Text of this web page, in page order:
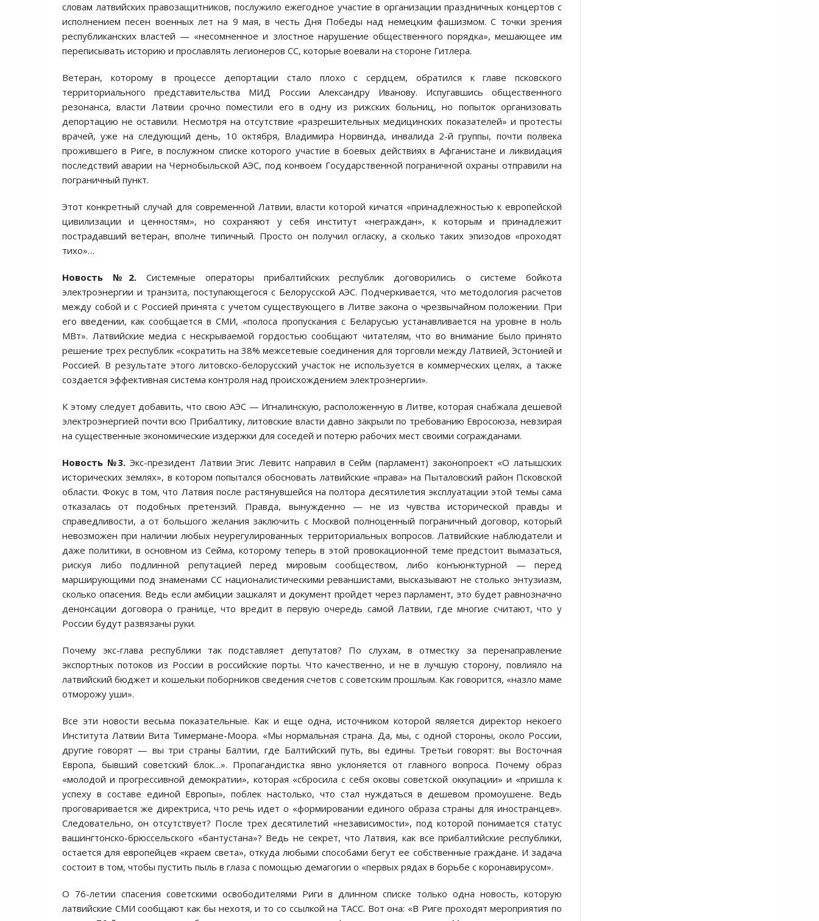
словам латвийских правозащитников, послужило ежегодное участие в организации праздничных концертов с
исполнением песен военных лет на 9 мая, в честь Дня Победы над немецким фашизмом. С точки зрения
республиканских властей — «несомненное и злостное нарушение общественного порядка», мешающее им
переписывать историю и прославлять легионеров СС, которые воевали на стороне Гитлера.
Ветеран, которому в процессе депортации стало плохо с сердцем, обратился к главе псковского
территориального представительства МИД России Александру Иванову. Испугавшись общественного
резонанса, власти Латвии срочно поместили его в одну из рижских больниц, но попыток организовать
депортацию не оставили. Несмотря на отсутствие «разрешительных медицинских показателей» и протесты
врачей, уже на следующий день, 10 октября, Владимира Норвинда, инвалида 2-й группы, почти полвека
прожившего в Риге, в послужном списке которого участие в боевых действиях в Афганистане и ликвидация
последствий аварии на Чернобыльской АЭС, под конвоем Государственной пограничной охраны отправили на
пограничный пункт.
Этот конкретный случай для современной Латвии, власти которой кичатся «принадлежностью к европейской
цивилизации и ценностям», но сохраняют у себя институт «неграждан», к которым и принадлежит
пострадавший ветеран, вполне типичный. Просто он получил огласку, а сколько таких эпизодов «проходят
тихо»…
Новость №2. Системные операторы прибалтийских республик договорились о системе бойкота
электроэнергии и транзита, поступающегося с Белорусской АЭС. Подчеркивается, что методология расчетов
между собой и с Россией принята с учетом существующего в Литве закона о чрезвычайном положении. При
его введении, как сообщается в СМИ, «полоса пропускания с Беларусью устанавливается на уровне в ноль
МВт». Латвийские медиа с нескрываемой гордостью сообщают читателям, что во внимание было принято
решение трех республик «сократить на 38% межсетевые соединения для торговли между Латвией, Эстонией и
Россией. В результате этого литовско-белорусский участок не используется в коммерческих целях, а также
создается эффективная система контроля над происхождением электроэнергии».
К этому следует добавить, что свою АЭС — Игналинскую, расположенную в Литве, которая снабжала дешевой
электроэнергией почти всю Прибалтику, литовские власти давно закрыли по требованию Евросоюза, невзирая
на существенные экономические издержки для соседей и потерю рабочих мест своими согражданами.
Новость №3. Экс-президент Латвии Эгис Левитс направил в Сейм (парламент) законопроект «О латышских
исторических землях», в котором попытался обосновать латвийские «права» на Пыталовский район Псковской
области. Фокус в том, что Латвия после растянувшейся на полтора десятилетия эксплуатации этой темы сама
отказалась от подобных претензий. Правда, вынужденно — не из чувства исторической правды и
справедливости, а от большого желания заключить с Москвой полноценный пограничный договор, который
невозможен при наличии любых неурегулированных территориальных вопросов. Латвийские наблюдатели и
даже политики, в основном из Сейма, которому теперь в этой провокационной теме предстоит вымазаться,
рискуя либо подлинной репутацией перед мировым сообществом, либо конъюнктурной — перед
марширующими под знаменами СС националистическими реваншистами, высказывают не столько энтузиазм,
сколько опасения. Ведь если амбиции зашкалят и документ пройдет через парламент, это будет равнозначно
денонсации договора о границе, что вредит в первую очередь самой Латвии, где многие считают, что у
России будут развязаны руки.
Почему экс-глава республики так подставляет депутатов? По слухам, в отместку за перенаправление
экспортных потоков из России в российские порты. Что качественно, и не в лучшую сторону, повлияло на
латвийский бюджет и кошельки поборников сведения счетов с советским прошлым. Как говорится, «назло маме
отморожу уши».
Все эти новости весьма показательные. Как и еще одна, источником которой является директор некоего
Института Латвии Вита Тимермане-Моора. «Мы нормальная страна. Да, мы, с одной стороны, около России,
другие говорят — вы три страны Балтии, где Балтийский путь, вы едины. Третьи говорят: вы Восточная
Европа, бывший советский блок…». Пропагандистка явно уклоняется от главного вопроса. Почему образ
«молодой и прогрессивной демократии», которая «сбросила с себя оковы советской оккупации» и «пришла к
успеху в составе единой Европы», поблек настолько, что стал нуждаться в дешевом промоушене. Ведь
проговаривается же директриса, что речь идет о «формировании единого образа страны для иностранцев».
Следовательно, он отсутствует? После трех десятилетий «независимости», под которой понимается статус
вашингтонско-брюссельского «бантустана»? Ведь не секрет, что Латвия, как все прибалтийские республики,
остается для европейцев «краем света», откуда любыми способами бегут ее собственные граждане. И задача
состоит в том, чтобы пустить пыль в глаза с помощью демагогии о «первых рядах в борьбе с коронавирусом».
О 76-летии спасения советскими освободителями Риги в длинном списке только одна новость, которую
латвийские СМИ сообщают как бы нехотя, и то со ссылкой на ТАСС. Вот она: «В Риге проходят мероприятия по